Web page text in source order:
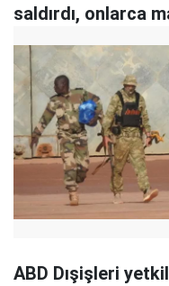
saldırdı, onlarca
ABD Dışişleri